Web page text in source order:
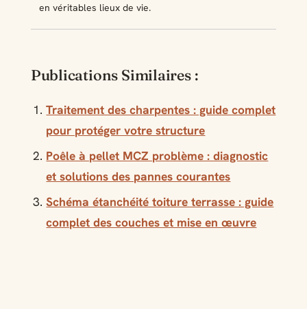
en véritables lieux de vie.
Publications Similaires :
Traitement des charpentes : guide complet
pour protéger votre structure
Poêle à pellet MCZ problème : diagnostic
et solutions des pannes courantes
Schéma étanchéité toiture terrasse : guide
complet des couches et mise en œuvre